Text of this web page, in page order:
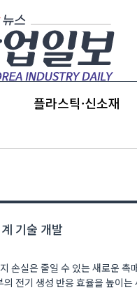
플라스틱·신소재
기술 개발
손실은 줄일 수 있는 새로운 촉
전기 생성 반응 효율을 높이는